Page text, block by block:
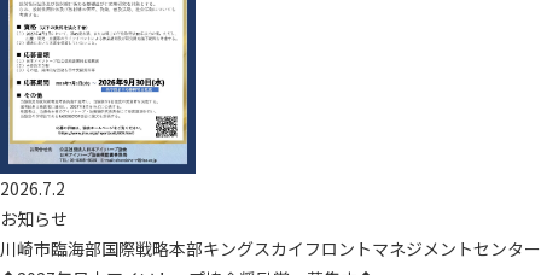
2026.7.2
お知らせ
川崎市臨海部国際戦略本部キングスカイフロントマネジメントセンター